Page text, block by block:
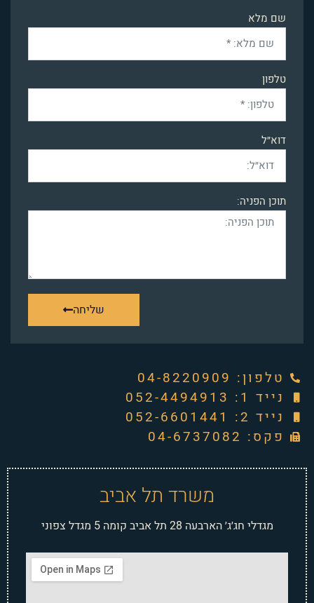
שם מלא
טלפון
דוא״ל
תוכן הפניה:
שליחה
טלפון: ‭04-8220909‬
נייד 1: 052-4494913
נייד 2: 052-6601441
פקס: 04-6737082
משרד תל אביב
מגדלי חג׳ג׳ הארבעה 28 תל אביב קומה 5 מגדל צפוני